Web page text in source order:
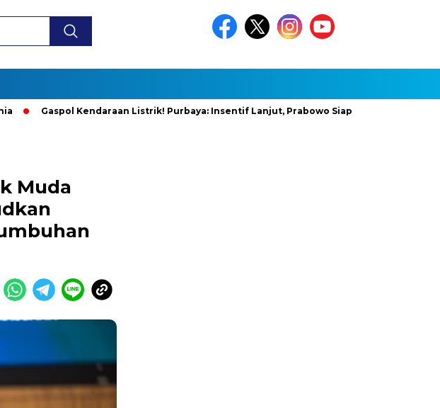
Gaspol Kendaraan Listrik! Purbaya: Insentif Lanjut, Prabowo Siapkan Stimulus Baru
Muda